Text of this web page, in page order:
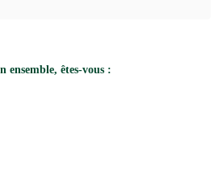
ensemble, êtes-vous :